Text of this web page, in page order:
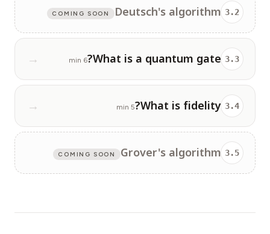
3.2
Deutsch's algorithm
COMING SOON
3.3
What is a quantum gate?
6 min
→
3.4
What is fidelity?
5 min
→
3.5
Grover's algorithm
COMING SOON